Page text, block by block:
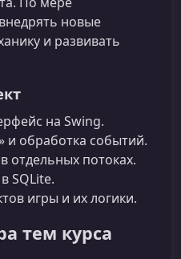
новые
и развивать
на Swing.
и обработка событий.
отдельных потоках.
SQLite.
игры и их логики.
тем курса